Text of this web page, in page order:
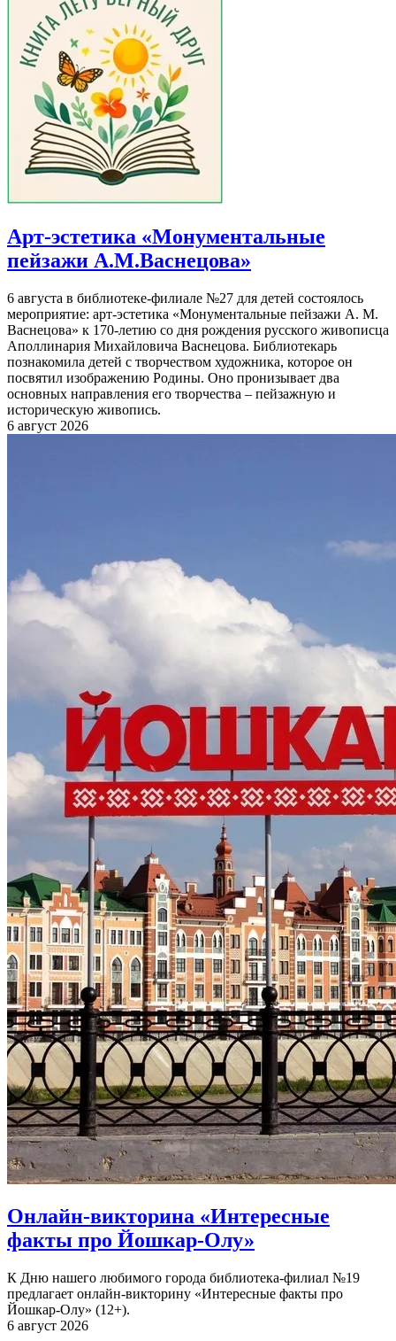
Арт-эстетика «Монументальные
пейзажи А.М.Васнецова»
6 августа в библиотеке-филиале №27 для детей состоялось
мероприятие: арт-эстетика «Монументальные пейзажи А. М.
Васнецова» к 170-летию со дня рождения русского живописца
Аполлинария Михайловича Васнецова. Библиотекарь
познакомила детей с творчеством художника, которое он
посвятил изображению Родины. Оно пронизывает два
основных направления его творчества – пейзажную и
историческую живопись.
6 август 2026
Онлайн-викторина «Интересные
факты про Йошкар-Олу»
К Дню нашего любимого города библиотека-филиал №19
предлагает онлайн-викторину «Интересные факты про
Йошкар-Олу» (12+).
6 август 2026